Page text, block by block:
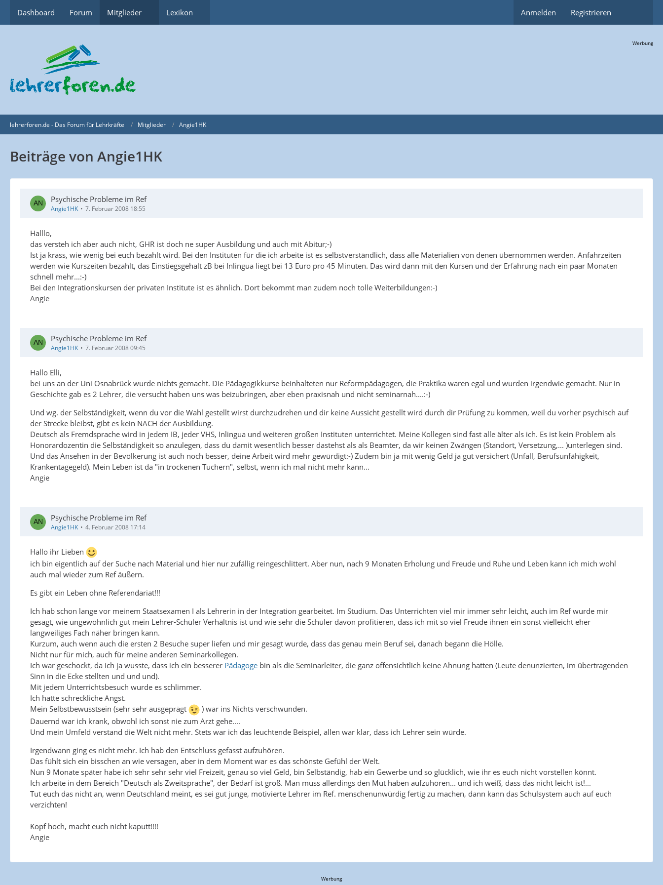
Dashboard Forum Mitglieder Lexikon Anmelden Registrieren
Werbung
lehrerforen.de - Das Forum für Lehrkräfte Mitglieder Angie1HK
Beiträge von Angie1HK
Psychische Probleme im Ref
Angie1HK 7. Februar 2008 18:55
Halllo,
das versteh ich aber auch nicht, GHR ist doch ne super Ausbildung und auch mit Abitur;-)
Ist ja krass, wie wenig bei euch bezahlt wird. Bei den Instituten für die ich arbeite ist es selbstverständlich, dass alle Materialien von denen übernommen werden. Anfahrzeiten
werden wie Kurszeiten bezahlt, das Einstiegsgehalt zB bei Inlingua liegt bei 13 Euro pro 45 Minuten. Das wird dann mit den Kursen und der Erfahrung nach ein paar Monaten
schnell mehr...:-)
Bei den Integrationskursen der privaten Institute ist es ähnlich. Dort bekommt man zudem noch tolle Weiterbildungen:-)
Angie
Psychische Probleme im Ref
Angie1HK 7. Februar 2008 09:45
Hallo Elli,
bei uns an der Uni Osnabrück wurde nichts gemacht. Die Pädagogikkurse beinhalteten nur Reformpädagogen, die Praktika waren egal und wurden irgendwie gemacht. Nur in
Geschichte gab es 2 Lehrer, die versucht haben uns was beizubringen, aber eben praxisnah und nicht seminarnah....:-)
Und wg. der Selbständigkeit, wenn du vor die Wahl gestellt wirst durchzudrehen und dir keine Aussicht gestellt wird durch dir Prüfung zu kommen, weil du vorher psychisch auf
der Strecke bleibst, gibt es kein NACH der Ausbildung.
Deutsch als Fremdsprache wird in jedem IB, jeder VHS, Inlingua und weiteren großen Instituten unterrichtet. Meine Kollegen sind fast alle älter als ich. Es ist kein Problem als
Honorardozentin die Selbständigkeit so anzulegen, dass du damit wesentlich besser dastehst als als Beamter, da wir keinen Zwängen (Standort, Versetzung,... )unterlegen sind.
Und das Ansehen in der Bevölkerung ist auch noch besser, deine Arbeit wird mehr gewürdigt:-) Zudem bin ja mit wenig Geld ja gut versichert (Unfall, Berufsunfähigkeit,
Krankentagegeld). Mein Leben ist da "in trockenen Tüchern", selbst, wenn ich mal nicht mehr kann...
Angie
Psychische Probleme im Ref
Angie1HK 4. Februar 2008 17:14
Hallo ihr Lieben
ich bin eigentlich auf der Suche nach Material und hier nur zufällig reingeschlittert. Aber nun, nach 9 Monaten Erholung und Freude und Ruhe und Leben kann ich mich wohl
auch mal wieder zum Ref äußern.
Es gibt ein Leben ohne Referendariat!!!
Ich hab schon lange vor meinem Staatsexamen I als Lehrerin in der Integration gearbeitet. Im Studium. Das Unterrichten viel mir immer sehr leicht, auch im Ref wurde mir
gesagt, wie ungewöhnlich gut mein Lehrer-Schüler Verhältnis ist und wie sehr die Schüler davon profitieren, dass ich mit so viel Freude ihnen ein sonst vielleicht eher
langweiliges Fach näher bringen kann.
Kurzum, auch wenn auch die ersten 2 Besuche super liefen und mir gesagt wurde, dass das genau mein Beruf sei, danach begann die Hölle.
Nicht nur für mich, auch für meine anderen Seminarkollegen.
Ich war geschockt, da ich ja wusste, dass ich ein besserer Pädagoge bin als die Seminarleiter, die ganz offensichtlich keine Ahnung hatten (Leute denunzierten, im übertragenden
Sinn in die Ecke stellten und und und).
Mit jedem Unterrichtsbesuch wurde es schlimmer.
Ich hatte schreckliche Angst.
Mein Selbstbewusstsein (sehr sehr ausgeprägt
) war ins Nichts verschwunden.
Dauernd war ich krank, obwohl ich sonst nie zum Arzt gehe....
Und mein Umfeld verstand die Welt nicht mehr. Stets war ich das leuchtende Beispiel, allen war klar, dass ich Lehrer sein würde.
Irgendwann ging es nicht mehr. Ich hab den Entschluss gefasst aufzuhören.
Das fühlt sich ein bisschen an wie versagen, aber in dem Moment war es das schönste Gefühl der Welt.
Nun 9 Monate später habe ich sehr sehr sehr viel Freizeit, genau so viel Geld, bin Selbständig, hab ein Gewerbe und so glücklich, wie ihr es euch nicht vorstellen könnt.
Ich arbeite in dem Bereich "Deutsch als Zweitsprache", der Bedarf ist groß. Man muss allerdings den Mut haben aufzuhören... und ich weiß, dass das nicht leicht ist!...
Tut euch das nicht an, wenn Deutschland meint, es sei gut junge, motivierte Lehrer im Ref. menschenunwürdig fertig zu machen, dann kann das Schulsystem auch auf euch
verzichten!
Kopf hoch, macht euch nicht kaputt!!!!
Angie
Werbung